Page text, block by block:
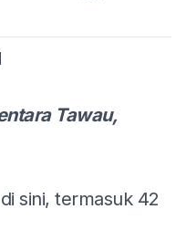
Tawau,
sini, termasuk 42